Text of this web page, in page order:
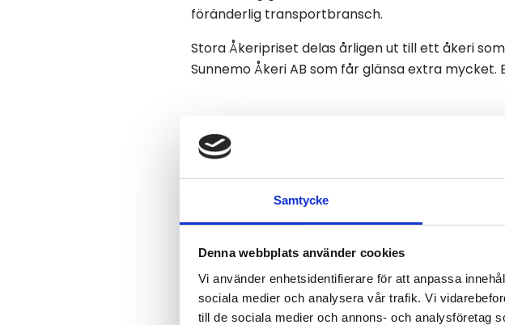
Samtycke
Denna webbplats använder cookies
Vi använder enhetsidentifierare för att anpassa
sociala medier och analysera vår trafik. Vi
till de sociala medier och annons- och analysföretag
föränderlig transportbransch.
Stora Åkeripriset delas årligen ut till ett åkeri
Sunnemo Åkeri AB som får glänsa extra
Titta på
Vinnare: Sunnemo Åkeri